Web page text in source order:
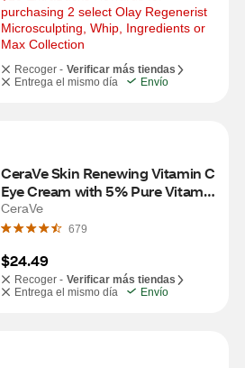
purchasing 2 select Olay Regenerist
Microsculpting, Whip, Ingredients or
Max Collection
Recoger - Verificar más tiendas
Entrega el mismo día
Envío
CeraVe Skin Renewing Vitamin C
Eye Cream with 5% Pure Vitamin
C, .5 OZ
CeraVe
679
$24.49
Recoger - Verificar más tiendas
Entrega el mismo día
Envío